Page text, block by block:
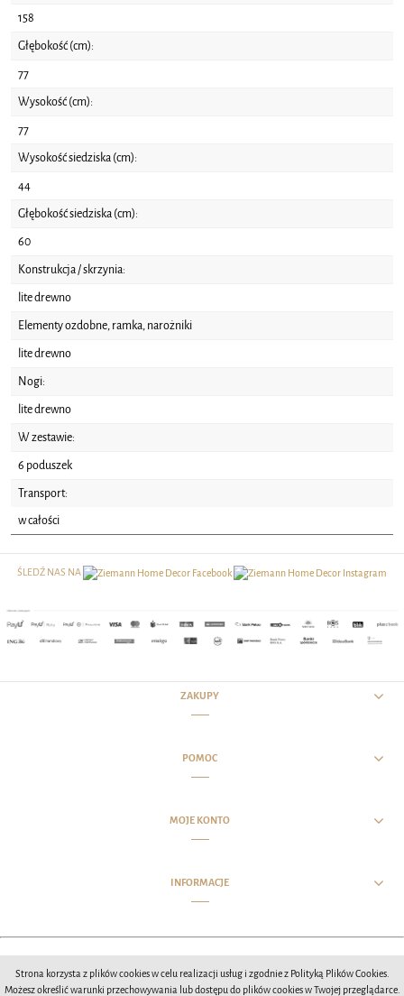
Strona korzysta z plików cookies w celu realizacji usług i zgodnie z Polityką Plików Cookies.
Możesz określić warunki przechowywania lub dostępu do plików cookies w Twojej przeglądarce.
158
Głębokość (cm):
77
Wysokość (cm):
77
Wysokość siedziska (cm):
44
Głębokość siedziska (cm):
60
Konstrukcja / skrzynia:
lite drewno
Elementy ozdobne, ramka, narożniki
lite drewno
Nogi:
lite drewno
W zestawie:
6 poduszek
Transport:
w całości
ŚLEDŹ NAS NA
ZAKUPY
POMOC
MOJE KONTO
INFORMACJE
Opracowanie wizualne witryny MCIStudios 2020
POKAŻ PEŁNĄ WERSJĘ STRONY